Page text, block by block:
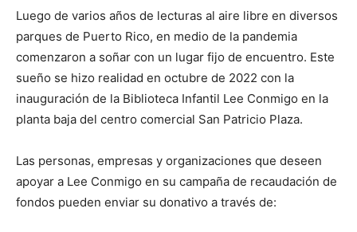
Luego de varios años de lecturas al aire libre en diversos
parques de Puerto Rico, en medio de la pandemia
comenzaron a soñar con un lugar fijo de encuentro. Este
sueño se hizo realidad en octubre de 2022 con la
inauguración de la Biblioteca Infantil Lee Conmigo en la
planta baja del centro comercial San Patricio Plaza.
Las personas, empresas y organizaciones que deseen
apoyar a Lee Conmigo en su campaña de recaudación de
fondos pueden enviar su donativo a través de: